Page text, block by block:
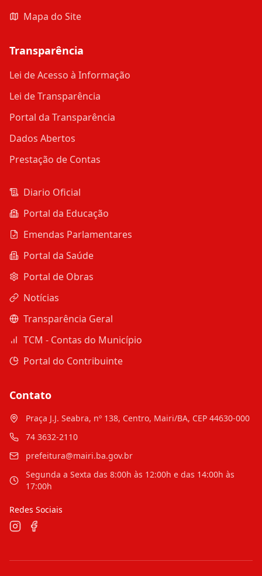
Mapa do Site
Transparência
Lei de Acesso à Informação
Lei de Transparência
Portal da Transparência
Dados Abertos
Prestação de Contas
Diario Oficial
Portal da Educação
Emendas Parlamentares
Portal da Saúde
Portal de Obras
Notícias
Transparência Geral
TCM - Contas do Município
Portal do Contribuinte
Contato
Praça J.J. Seabra, nº 138, Centro, Mairi/BA, CEP 44630-000
74 3632-2110
prefeitura@mairi.ba.gov.br
Segunda a Sexta das 8:00h às 12:00h e das 14:00h às
17:00h
Redes Sociais